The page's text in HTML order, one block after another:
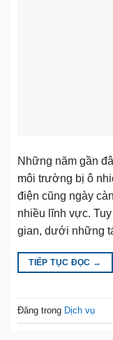
Những năm gần
môi trường bị ô
điện cũng ngày
nhiều lĩnh vực.
gian, dưới những
TIẾP TỤC ĐỌC →
Đăng trong Dịch vụ